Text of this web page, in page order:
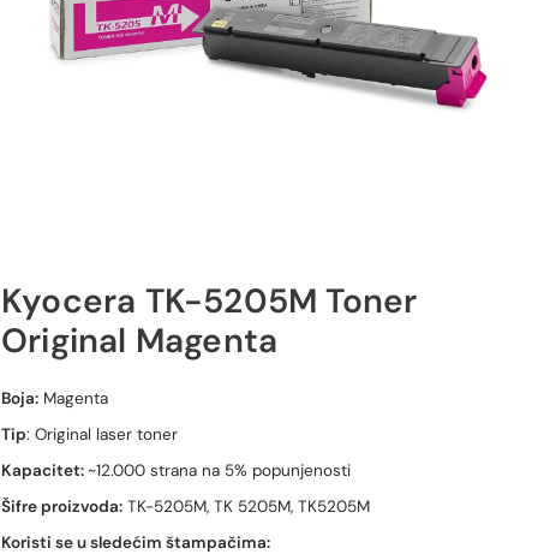
Kyocera TK-5205M Toner
Original Magenta
Kyocera TK-5205M Toner Original Magenta
Boja: Magenta
Tip: Original laser toner
Kapacitet: ~12.000 strana na 5% popunjenosti
Šifre proizvoda: TK-5205M, TK 5205M, TK5205M
Koristi se u sledećim štampačima: